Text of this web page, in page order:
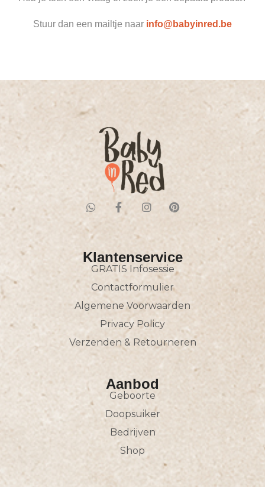
Stuur dan een mailtje naar info@babyinred.be
Klantenservice
GRATIS Infosessie
Contactformulier
Algemene Voorwaarden
Privacy Policy
Verzenden & Retourneren
Aanbod
Geboorte
Doopsuiker
Bedrijven
Shop